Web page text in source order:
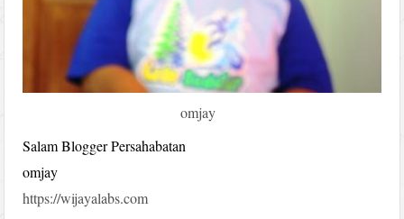
omjay
Salam Blogger Persahabatan
omjay
https://wijayalabs.com